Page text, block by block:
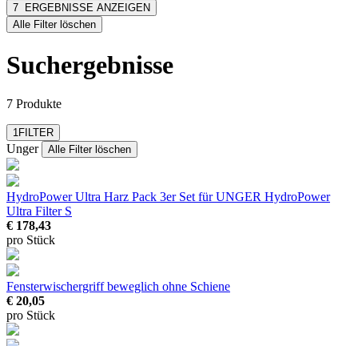
Unger
[e] one
3M
mehr anzeigen
7
ERGEBNISSE ANZEIGEN
Alle Filter löschen
Suchergebnisse
7 Produkte
1FILTER
Unger Alle Filter löschen
HydroPower Ultra Harz Pack 3er Set für UNGER HydroPower
Ultra Filter S
€ 178,43
pro Stück
Fensterwischergriff beweglich ohne Schiene
€ 20,05
pro Stück